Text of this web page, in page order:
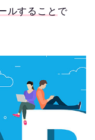
ルすること で